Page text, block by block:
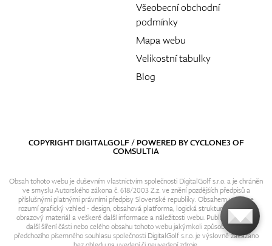
Všeobecní obchodní
podmínky
Mapa webu
Velikostní tabulky
Blog
COPYRIGHT DIGITALGOLF / POWERED BYCYCLONE3OF
COMSULTIA
Obsah tohoto webu je duševním vlastnictvím společnosti DigitalGolf s.r.o. a je chráněn
ve smyslu Autorského zákona č. 618/2003 Z.z. ve znění pozdějších předpisů a
příslušnými platnými právními předpisy Slovenské republiky. Obsahem webu se
rozumí grafický vzhled - design, obsahová platforma, logická struktura, textový i
obrazový materiál a veškeré další informace a náležitosti webu. Publikování resp.
další šíření části nebo celého obsahu tohoto webu jakýmkoli způsobem bez
předchozího písemného souhlasu společnosti DigitalGolf s.r.o. je výslovně zakázáno